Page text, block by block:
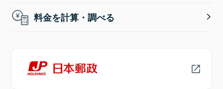
料金を計算・調べる